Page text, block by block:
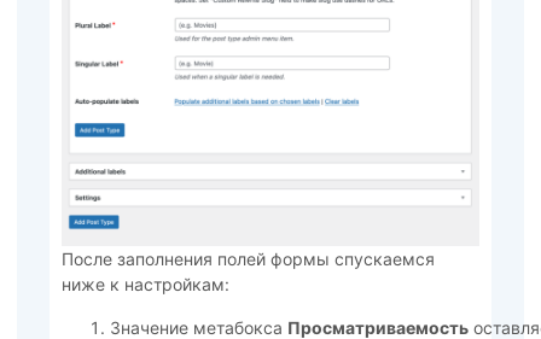
После заполнения полей формы спускаемся
ниже к настройкам:
Значение метабокса Просматриваемость